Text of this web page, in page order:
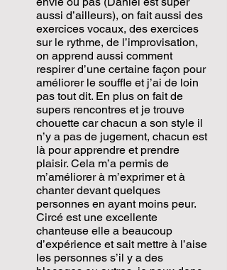
aussi d’ailleurs), on fait aussi des
exercices vocaux, des exercices
sur le rythme, de l’improvisation,
on apprend aussi comment
respirer d’une certaine façon pour
améliorer le souffle et j’ai de loin
pas tout dit. En plus on fait de
supers rencontres et je trouve
chouette car chacun a son style il
n’y a pas de jugement, chacun est
là pour apprendre et prendre
plaisir. Cela m’a permis de
m’améliorer à m’exprimer et à
chanter devant quelques
personnes en ayant moins peur.
Circé est une excellente
chanteuse elle a beaucoup
d’expérience et sait mettre à l’aise
les personnes s’il y a des